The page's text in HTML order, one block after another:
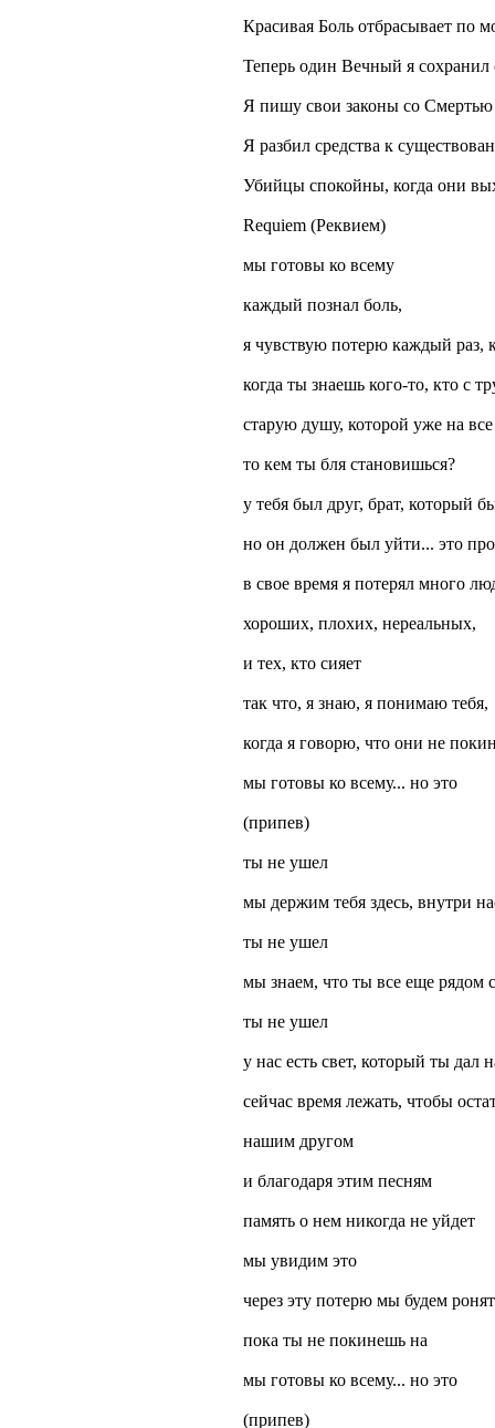
Красивая Боль отбрасывает по
Теперь один Вечный я сохранил
Я пишу свои законы со Смертью
Я разбил средства к
Убийцы спокойны, когда они
Requiem (Реквием)
мы готовы ко всему
каждый познал боль,
я чувствую потерю каждый раз,
когда ты знаешь кого-то, кто с
старую душу, которой уже на все
то кем ты бля становишься?
у тебя был друг, брат, который
но он должен был уйти... это
в свое время я потерял много
хороших, плохих, нереальных,
и тех, кто сияет
так что, я знаю, я понимаю тебя,
когда я говорю, что они не
мы готовы ко всему... но это
(припев)
ты не ушел
мы держим тебя здесь, внутри
ты не ушел
мы знаем, что ты все еще рядом
ты не ушел
у нас есть свет, который ты дал
сейчас время лежать, чтобы
нашим другом
и благодаря этим песням
память о нем никогда не уйдет
мы увидим это
через эту потерю мы будем
пока ты не покинешь на
мы готовы ко всему... но это
(припев)